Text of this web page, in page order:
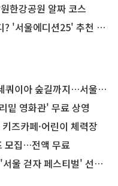
한강공원 알짜 코스
울에디션25' 추천 코스
길까지…서울둘레길 15코스
밑 영화관' 무료 상영
즈카페·어린이 체력장
모집…전액 무료
페스티벌' 선착순 5천명